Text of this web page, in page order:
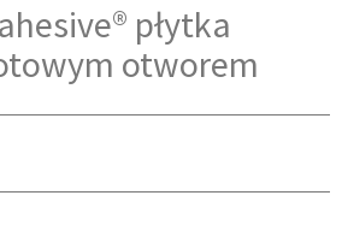
płytka
otworem